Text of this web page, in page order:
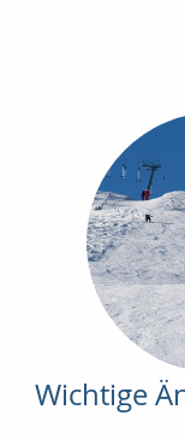
Wichtige